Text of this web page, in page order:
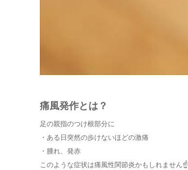
痛風発作とは？
足の親指のつけ根部分に
・ある日突然の歩けないほどの激痛
・腫れ、発赤
このような症状は痛風性関節炎かもしれません☝️